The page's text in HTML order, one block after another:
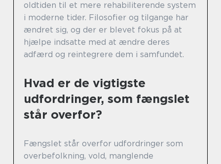
oldtiden til et mere rehabiliterende system
i moderne tider. Filosofier og tilgange har
ændret sig, og der er blevet fokus på at
hjælpe indsatte med at ændre deres
adfærd og reintegrere dem i samfundet.
Hvad er de vigtigste
udfordringer, som fængslet
står overfor?
Fængslet står overfor udfordringer som
overbefolkning, vold, manglende